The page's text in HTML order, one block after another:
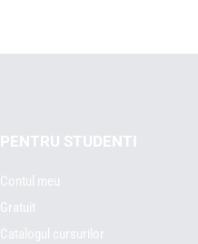
PENTRU STUDENTI
Contul meu
Gratuit
Catalogul cursurilor